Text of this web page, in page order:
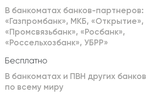
В банкоматах банков-партнеров:
«Газпромбанк», МКБ, «Открытие»,
«Промсвязьбанк», «Росбанк»,
«Россельхозбанк», УБРР»
Бесплатно
В банкоматах и ПВН других банков
по всему миру